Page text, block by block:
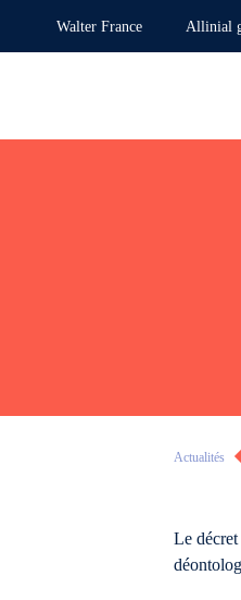
Walter France Allinial
Actualités
Le